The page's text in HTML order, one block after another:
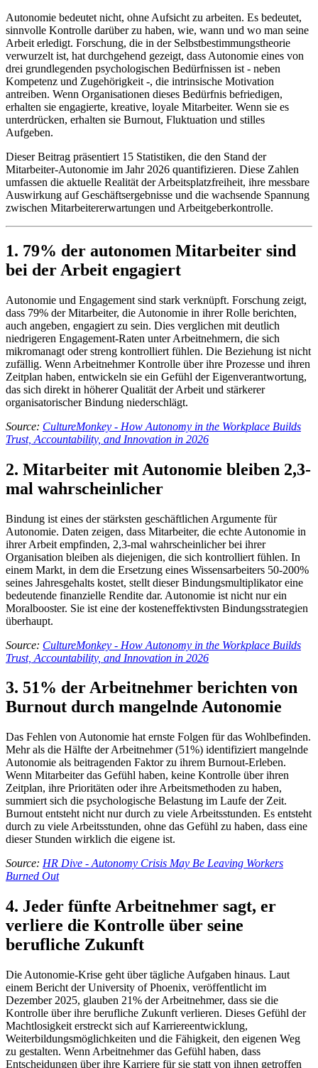
Autonomie bedeutet nicht, ohne Aufsicht zu arbeiten. Es bedeutet,
sinnvolle Kontrolle darüber zu haben, wie, wann und wo man seine
Arbeit erledigt. Forschung, die in der Selbstbestimmungstheorie
verwurzelt ist, hat durchgehend gezeigt, dass Autonomie eines von
drei grundlegenden psychologischen Bedürfnissen ist - neben
Kompetenz und Zugehörigkeit -, die intrinsische Motivation
antreiben. Wenn Organisationen dieses Bedürfnis befriedigen,
erhalten sie engagierte, kreative, loyale Mitarbeiter. Wenn sie es
unterdrücken, erhalten sie Burnout, Fluktuation und stilles
Aufgeben.
Dieser Beitrag präsentiert 15 Statistiken, die den Stand der
Mitarbeiter-Autonomie im Jahr 2026 quantifizieren. Diese Zahlen
umfassen die aktuelle Realität der Arbeitsplatzfreiheit, ihre messbare
Auswirkung auf Geschäftsergebnisse und die wachsende Spannung
zwischen Mitarbeitererwartungen und Arbeitgeberkontrolle.
1. 79% der autonomen Mitarbeiter sind
bei der Arbeit engagiert
Autonomie und Engagement sind stark verknüpft. Forschung zeigt,
dass 79% der Mitarbeiter, die Autonomie in ihrer Rolle berichten,
auch angeben, engagiert zu sein. Dies verglichen mit deutlich
niedrigeren Engagement-Raten unter Arbeitnehmern, die sich
mikromanagt oder streng kontrolliert fühlen. Die Beziehung ist nicht
zufällig. Wenn Arbeitnehmer Kontrolle über ihre Prozesse und ihren
Zeitplan haben, entwickeln sie ein Gefühl der Eigenverantwortung,
das sich direkt in höherer Qualität der Arbeit und stärkerer
organisatorischer Bindung niederschlägt.
Source: CultureMonkey - How Autonomy in the Workplace Builds
Trust, Accountability, and Innovation in 2026
2. Mitarbeiter mit Autonomie bleiben 2,3-
mal wahrscheinlicher
Bindung ist eines der stärksten geschäftlichen Argumente für
Autonomie. Daten zeigen, dass Mitarbeiter, die echte Autonomie in
ihrer Arbeit empfinden, 2,3-mal wahrscheinlicher bei ihrer
Organisation bleiben als diejenigen, die sich kontrolliert fühlen. In
einem Markt, in dem die Ersetzung eines Wissensarbeiters 50-200%
seines Jahresgehalts kostet, stellt dieser Bindungsmultiplikator eine
bedeutende finanzielle Rendite dar. Autonomie ist nicht nur ein
Moralbooster. Sie ist eine der kosteneffektivsten Bindungsstrategien
überhaupt.
Source: CultureMonkey - How Autonomy in the Workplace Builds
Trust, Accountability, and Innovation in 2026
3. 51% der Arbeitnehmer berichten von
Burnout durch mangelnde Autonomie
Das Fehlen von Autonomie hat ernste Folgen für das Wohlbefinden.
Mehr als die Hälfte der Arbeitnehmer (51%) identifiziert mangelnde
Autonomie als beitragenden Faktor zu ihrem Burnout-Erleben.
Wenn Mitarbeiter das Gefühl haben, keine Kontrolle über ihren
Zeitplan, ihre Prioritäten oder ihre Arbeitsmethoden zu haben,
summiert sich die psychologische Belastung im Laufe der Zeit.
Burnout entsteht nicht nur durch zu viele Arbeitsstunden. Es entsteht
durch zu viele Arbeitsstunden, ohne das Gefühl zu haben, dass eine
dieser Stunden wirklich die eigene ist.
Source: HR Dive - Autonomy Crisis May Be Leaving Workers
Burned Out
4. Jeder fünfte Arbeitnehmer sagt, er
verliere die Kontrolle über seine
berufliche Zukunft
Die Autonomie-Krise geht über tägliche Aufgaben hinaus. Laut
einem Bericht der University of Phoenix, veröffentlicht im
Dezember 2025, glauben 21% der Arbeitnehmer, dass sie die
Kontrolle über ihre berufliche Zukunft verlieren. Dieses Gefühl der
Machtlosigkeit erstreckt sich auf Karriereentwicklung,
Weiterbildungsmöglichkeiten und die Fähigkeit, den eigenen Weg
zu gestalten. Wenn Arbeitnehmer das Gefühl haben, dass
Entscheidungen über ihre Karriere für sie statt von ihnen getroffen